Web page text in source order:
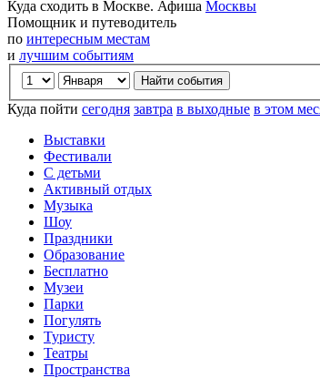
Куда сходить в Москве. Афиша Москвы
Помощник и путеводитель
по интересным местам
и лучшим событиям
Куда пойти сегодня завтра в выходные в этом
Выставки
Фестивали
С детьми
Активный отдых
Музыка
Шоу
Праздники
Образование
Бесплатно
Музеи
Парки
Погулять
Туристу
Театры
Пространства